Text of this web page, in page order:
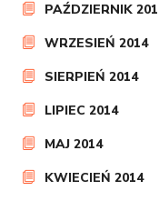
PAŹDZIERNIK
WRZESIEŃ 2014
SIERPIEŃ 2014
LIPIEC 2014
MAJ 2014
KWIECIEŃ 2014